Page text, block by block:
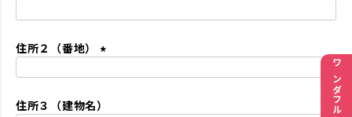
住所２（番地）
須
住所３（建物名）